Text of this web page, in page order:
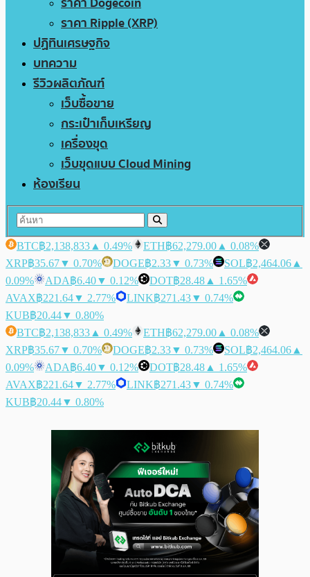
ราคา Ripple (XRP)
ปฏิทินเศรษฐกิจ
บทความ
รีวิวผลิตภัณฑ์
เว็บซื้อขาย
กระเป๋าเก็บเหรียญ
เครื่องขุด
เว็บขุดแบบ Cloud Mining
ห้องเรียน
BTC฿2,138,833 ▲ 0.49% ETH฿62,279.00 ▲ 0.08%
XRP฿35.67▼ 0.70% DOGE฿2.33▼ 0.73% SOL฿2,464.06 ▲
0.09%
ADA฿6.40▼ 0.12% DOT฿28.48 ▲ 1.65%
AVAX฿221.64▼ 2.77% LINK฿271.43▼ 0.74%
KUB฿20.44▼ 0.80%
BTC฿2,138,833 ▲ 0.49% ETH฿62,279.00 ▲ 0.08%
XRP฿35.67▼ 0.70% DOGE฿2.33▼ 0.73% SOL฿2,464.06 ▲
0.09%
ADA฿6.40▼ 0.12% DOT฿28.48 ▲ 1.65%
AVAX฿221.64▼ 2.77% LINK฿271.43▼ 0.74%
KUB฿20.44▼ 0.80%